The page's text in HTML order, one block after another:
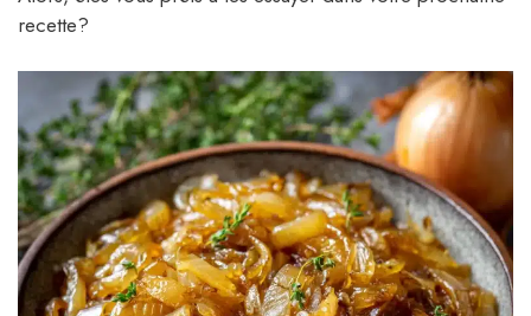
recette?